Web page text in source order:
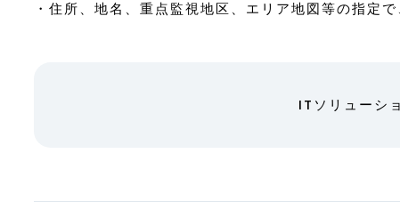
・住所、地名、重点監視地区、エリア地図等の指定
ITソリューシ